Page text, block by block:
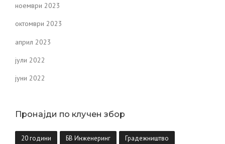
ноември 2023
октомври 2023
април 2023
јули 2022
јуни 2022
Пронајди по клучен збор
20 години БВ Инженеринг Градежништво